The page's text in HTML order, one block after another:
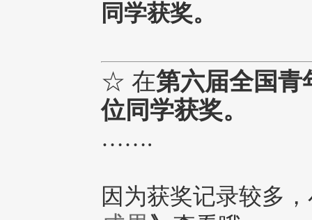
同学获奖。
☆ 在第六届全国青
位同学获奖。
…….
因为获奖记录较多